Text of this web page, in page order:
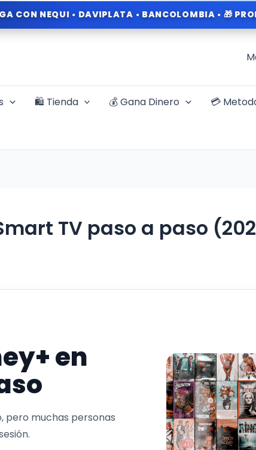
DAVIPLATA • BANCOLOMBIA • 🎁
🛍️ Tienda 💰 Gana Dinero 💳
TV paso a paso
en
pero muchas personas